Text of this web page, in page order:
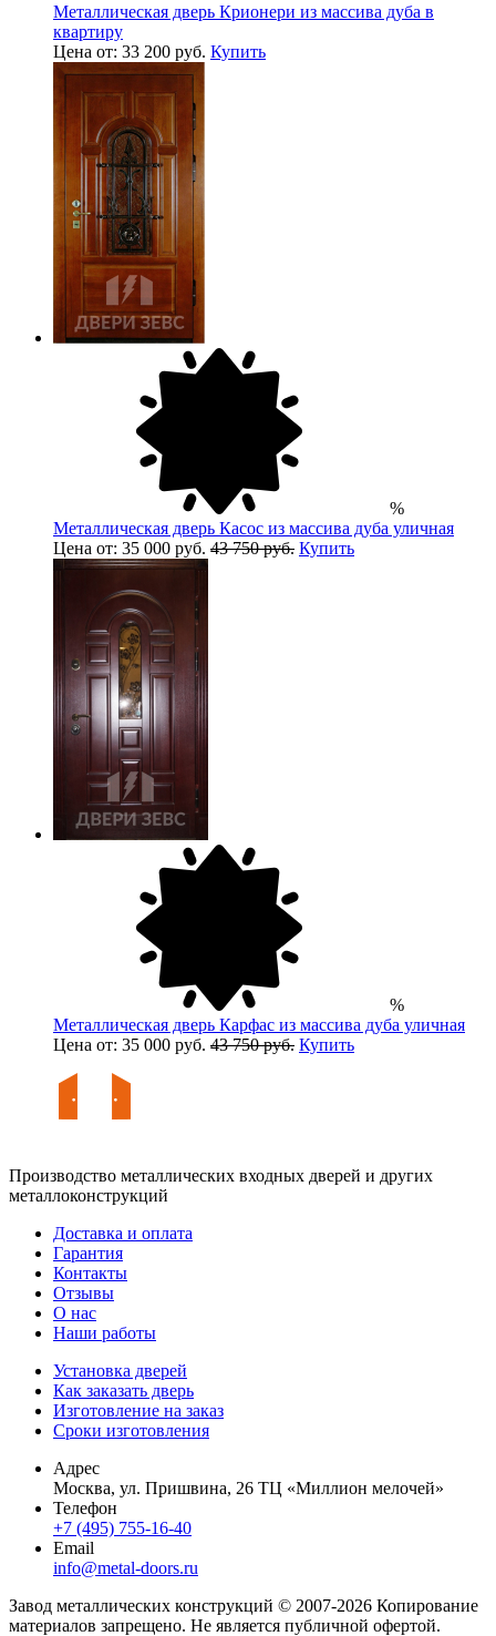
Металлическая дверь Крионери из массива дуба в
квартиру
Цена от: 33 200 руб. Купить
%
Металлическая дверь Касос из массива дуба уличная
Цена от: 35 000 руб. 43 750 руб. Купить
%
Металлическая дверь Карфас из массива дуба уличная
Цена от: 35 000 руб. 43 750 руб. Купить
Производство металлических входных дверей и других
металлоконструкций
Доставка и оплата
Гарантия
Контакты
Отзывы
О нас
Наши работы
Установка дверей
Как заказать дверь
Изготовление на заказ
Сроки изготовления
Адрес
Москва, ул. Пришвина, 26 ТЦ «Миллион мелочей»
Телефон
+7 (495) 755-16-40
Email
info@metal-doors.ru
Завод металлических конструкций © 2007-2026 Копирование
материалов запрещено. Не является публичной офертой.